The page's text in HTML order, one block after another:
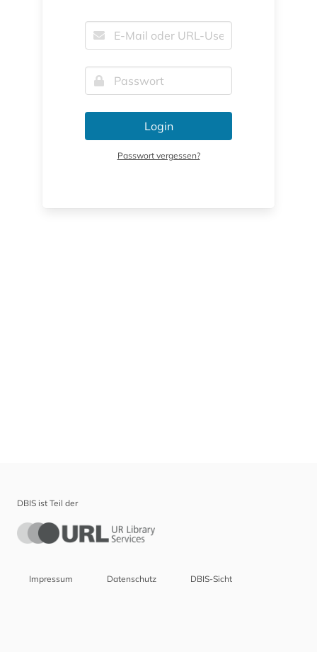
Login
Passwort vergessen?
DBIS ist Teil der
Impressum Datenschutz DBIS-Sicht